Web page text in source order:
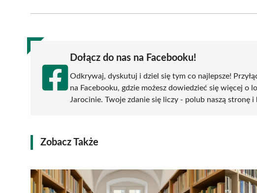
(Twitter)
Dołącz do nas na Facebooku!
Odkrywaj, dyskutuj i dziel się tym co najlepsze!
na Facebooku, gdzie możesz dowiedzieć się więcej o
Jarocinie. Twoje zdanie się liczy - polub naszą stronę i
Zobacz Także